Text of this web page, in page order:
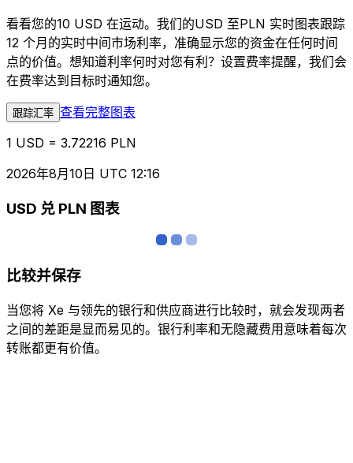
看看您的10 USD 在运动。我们的USD 至PLN 实时图表跟踪
12 个月的实时中间市场利率，准确显示您的资金在任何时间
点的价值。想知道利率何时对您有利？设置费率提醒，我们会
在费率达到目标时通知您。
跟踪汇率 查看完整图表
1 USD = 3.72216 PLN
2026年8月10日 UTC 12:16
USD 兑 PLN 图表
比较并保存
当您将 Xe 与领先的银行和供应商进行比较时，就会发现两者
之间的差距是显而易见的。银行利率和无隐藏费用意味着每次
转账都更有价值。